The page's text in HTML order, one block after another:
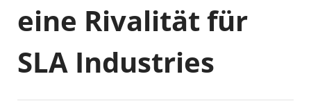
eine Rivalität für
SLA Industries